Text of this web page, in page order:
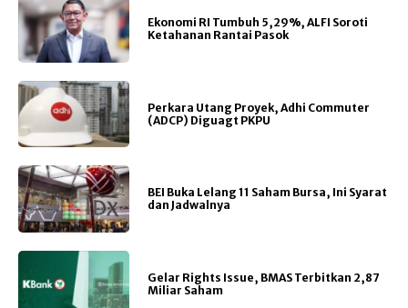
Ekonomi RI Tumbuh 5,29%, ALFI Soroti
Ketahanan Rantai Pasok
Perkara Utang Proyek, Adhi Commuter
(ADCP) Diguagt PKPU
BEI Buka Lelang 11 Saham Bursa, Ini Syarat
dan Jadwalnya
Gelar Rights Issue, BMAS Terbitkan 2,87
Miliar Saham